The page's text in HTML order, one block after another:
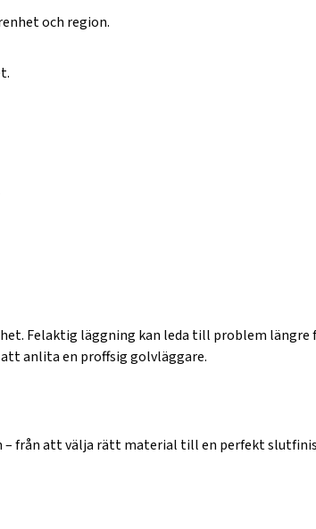
och region.
Felaktig läggning kan leda till problem
anlita en proffsig golvläggare.
– från att välja rätt material till en perfekt